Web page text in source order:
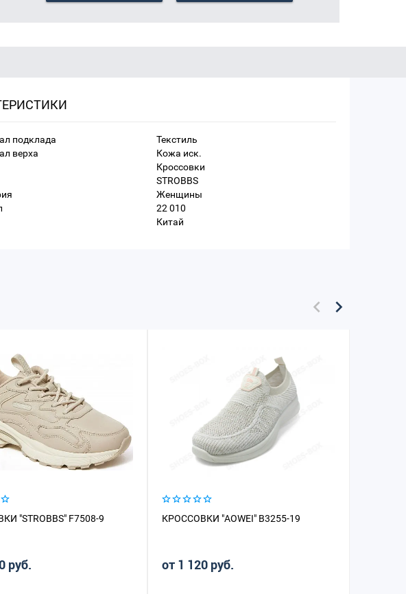
подклада
Текстиль
верха
Кожа иск.
Кроссовки
STROBBS
Женщины
22 010
Китай
"STROBBS" F7508-9
руб.
КРОССОВКИ "AOWEI" B3255-19
от 1 120 руб.